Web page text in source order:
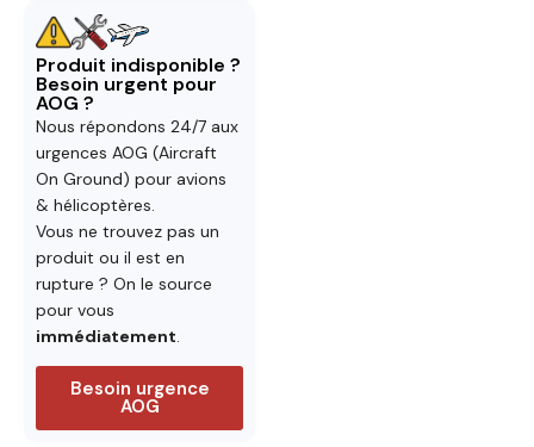
Produit indisponible ?
Besoin urgent pour
AOG ?
Nous répondons 24/7 aux
urgences AOG (Aircraft
On Ground) pour avions
& hélicoptères.
Vous ne trouvez pas un
produit ou il est en
rupture ? On le source
pour vous
immédiatement.
Besoin urgence
AOG